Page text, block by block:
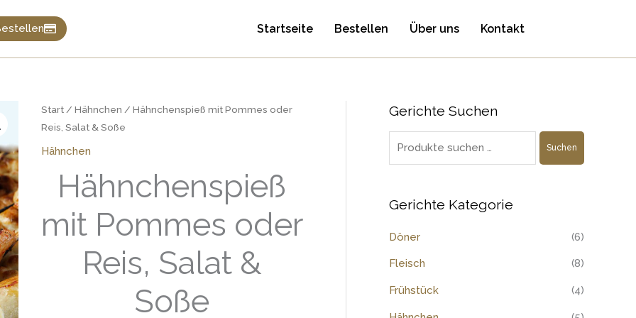
Startseite Bestellen Über uns Kontakt
Start/ Hähnchen / Hähnchenspieß mit Pommes oder
Reis, Salat & Soße
Hähnchen
Hähnchenspieß
mit Pommes oder
Reis, Salat &
Soße
Hähnchenspieß
mit
Pommes
Salat
Soße
Gerichte Suchen
S
u
n
a
Suchen
Gerichte Kategorie
Döner (6)
Fleisch (8)
Frühstück (4)